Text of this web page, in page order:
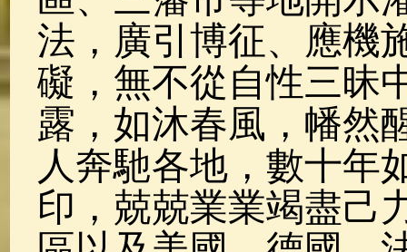
法，廣引博征、應機
礙，無不從自性三昧
露，如沐春風，幡然
人奔馳各地，數十年
印，兢兢業業竭盡己